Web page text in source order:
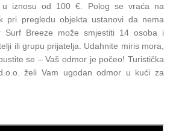
iznosu od 100 €. Polog se vraća na
pri pregledu objekta ustanovi da nema
Surf Breeze može smjestiti 14 osoba i
ili grupu prijatelja. Udahnite miris mora,
se – Vaš odmor je počeo! Turistička
želi Vam ugodan odmor u kući za